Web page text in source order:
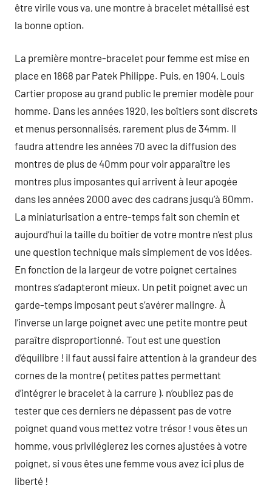
être virile vous va, une montre à bracelet métallisé est
la bonne option.
La première montre-bracelet pour femme est mise en
place en 1868 par Patek Philippe. Puis, en 1904, Louis
Cartier propose au grand public le premier modèle pour
homme. Dans les années 1920, les boîtiers sont discrets
et menus personnalisés, rarement plus de 34mm. Il
faudra attendre les années 70 avec la diffusion des
montres de plus de 40mm pour voir apparaître les
montres plus imposantes qui arrivent à leur apogée
dans les années 2000 avec des cadrans jusqu’à 60mm.
La miniaturisation a entre-temps fait son chemin et
aujourd’hui la taille du boîtier de votre montre n’est plus
une question technique mais simplement de vos idées.
En fonction de la largeur de votre poignet certaines
montres s’adapteront mieux. Un petit poignet avec un
garde-temps imposant peut s’avérer malingre. À
l’inverse un large poignet avec une petite montre peut
paraître disproportionné. Tout est une question
d’équilibre ! il faut aussi faire attention à la grandeur des
cornes de la montre ( petites pattes permettant
d’intégrer le bracelet à la carrure ). n’oubliez pas de
tester que ces derniers ne dépassent pas de votre
poignet quand vous mettez votre trésor ! vous êtes un
homme, vous privilégierez les cornes ajustées à votre
poignet, si vous êtes une femme vous avez ici plus de
liberté !